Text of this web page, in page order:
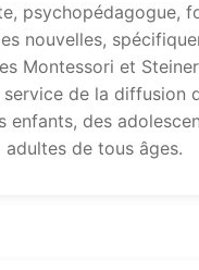
psychopédagogue,
nouvelles,
Montessori et
de la diffusion
enfants, des
adultes de tous âges.